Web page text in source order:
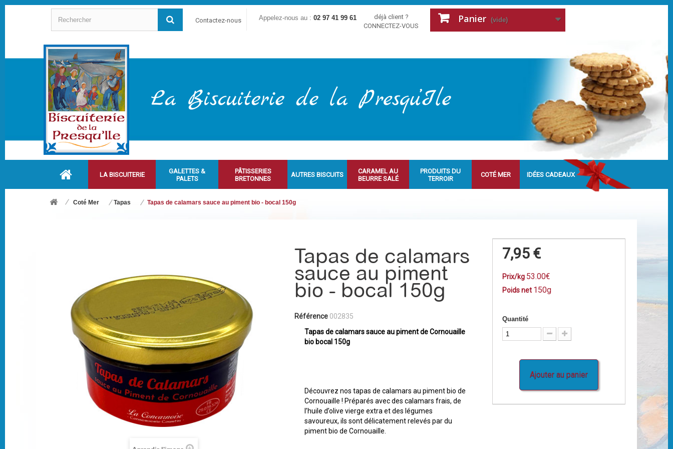
Contactez-nous Appelez-nous au : 02 97 41 99 61
déjà client ?
CONNECTEZ-VOUS
Panier (vide)
LA BISCUITERIE
GALETTES &
PALETS
PÂTISSERIES
BRETONNES
AUTRES BISCUITS
CARAMEL AU
BEURRE SALÉ
PRODUITS DU
TERROIR
COTÉ MER IDÉES CADEAUX
Coté Mer Tapas Tapas de calamars sauce au piment bio - bocal 150g
Tapas de calamars
sauce au piment
bio - bocal 150g
Référence 002835
Tapas de calamars sauce au piment de Cornouaille
bio bocal 150g
Découvrez nos tapas de calamars au piment bio de
Cornouaille ! Préparés avec des calamars frais, de
l’huile d’olive vierge extra et des légumes
savoureux, ils sont délicatement relevés par du
piment bio de Cornouaille.
7,95 €
Prix/kg 53.00€
Poids net 150g
Quantité
Ajouter au panier